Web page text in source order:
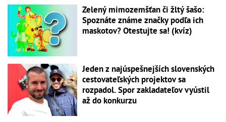
Zelený mimozemšťan či žltý šašo:
Spoznáte známe značky podľa ich
maskotov? Otestujte sa! (kvíz)
Jeden z najúspešnejších slovenských
cestovateľských projektov sa
rozpadol. Spor zakladateľov vyústil
až do konkurzu